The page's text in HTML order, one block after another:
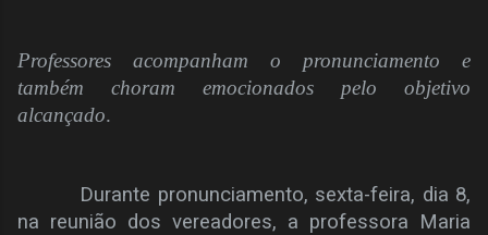
Professores acompanham o pronunciamento e
também choram emocionados pelo objetivo
alcançado.
Durante pronunciamento, sexta-feira, dia 8,
na reunião dos vereadores, a professora Maria